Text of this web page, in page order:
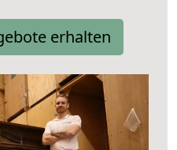
erhalten